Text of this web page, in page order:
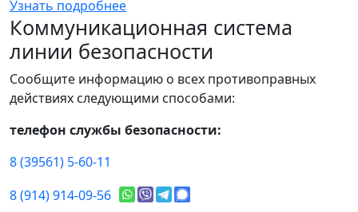
Узнать подробнее
Коммуникационная система
линии безопасности
Сообщите информацию о всех противоправных
действиях следующими способами:
телефон службы безопасности:
8 (39561) 5-60-11
8 (914) 914-09-56